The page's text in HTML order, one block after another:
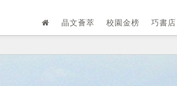
晶文薈萃 校園金榜 巧書店